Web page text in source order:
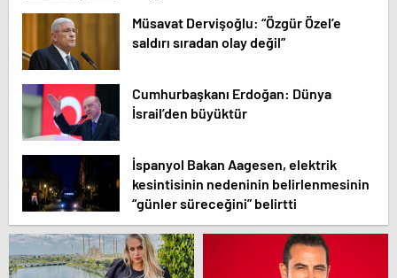
Müsavat Dervişoğlu: “Özgür Özel’e
saldırı sıradan olay değil”
Cumhurbaşkanı Erdoğan: Dünya
İsrail’den büyüktür
İspanyol Bakan Aagesen, elektrik
kesintisinin nedeninin belirlenmesinin
“günler süreceğini” belirtti